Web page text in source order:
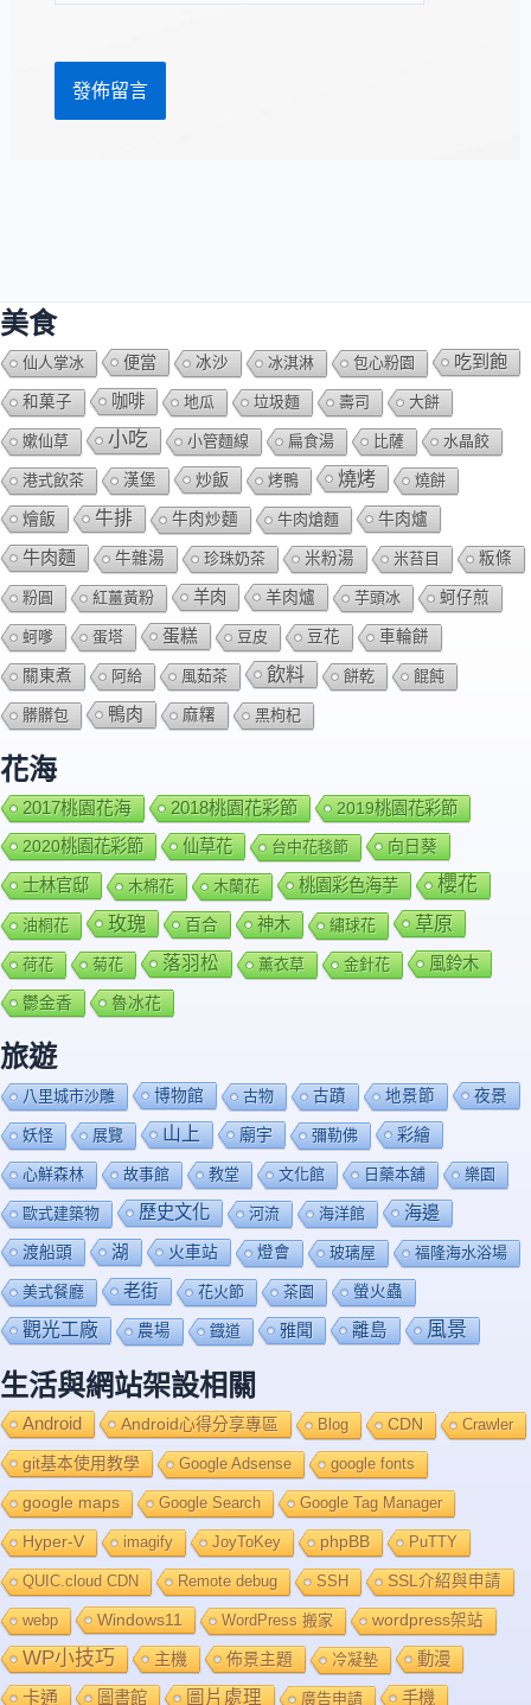
美食
仙人掌冰 便當 冰沙 冰淇淋 包心粉園 吃到飽
和菓子 咖啡 地瓜 垃圾麵 壽司 大餅
嫰仙草 小吃 小管麵線 扁食湯 比薩 水晶餃
港式飲茶 漢堡 炒飯 烤鴨 燒烤 燒餅
燴飯 牛排 牛肉炒麵 牛肉熗麵 牛肉爐
牛肉麵 牛雜湯 珍珠奶茶 米粉湯 米苔目 粄條
粉圓 紅薑黃粉 羊肉 羊肉爐 芋頭冰 蚵仔煎
蚵嗲 蛋塔 蛋糕 豆皮 豆花 車輪餅
關東煮 阿給 風茹茶 飲料 餅乾 餛飩
髒髒包 鴨肉 麻糬 黑枸杞
花海
2017桃園花海 2018桃園花彩節
2019桃園花彩節
2020桃園花彩節
仙草花 台中花毯節 向日葵
士林官邸 木棉花 木蘭花 桃園彩色海芋 櫻花
油桐花 玫瑰 百合 神木 繡球花 草原
荷花 菊花 落羽松 薰衣草 金針花 風鈴木
鬱金香 魯冰花
旅遊
八里城市沙雕 博物館 古物 古蹟 地景節 夜景
妖怪 展覽 山上 廟宇 彌勒佛 彩繪
心鮮森林 故事館 教堂 文化館 日藥本舖 樂園
歐式建築物 歷史文化 河流 海洋館 海邊
渡船頭 湖 火車站 燈會 玻璃屋 福隆海水浴場
美式餐廳 老街 花火節 茶園 螢火蟲
觀光工廠 農場 鐡道 雅聞 離島 風景
生活與網站架設相關
Android Android心得分享專區 Blog CDN Crawler
git基本使用教學 Google Adsense google fonts
google maps Google Search Google Tag Manager
Hyper-V imagify JoyToKey phpBB PuTTY
QUIC.cloud CDN Remote debug SSH SSL介紹與申請
webp Windows11 WordPress 搬家 wordpress架站
WP小技巧 主機 佈景主題 冷凝墊 動漫
卡通 圖書館 圖片處理 廣告申請 手機